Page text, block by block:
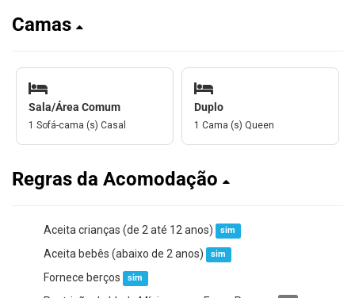
Camas
Sala/Área Comum
1 Sofá-cama (s) Casal
Duplo
1 Cama (s) Queen
Regras da Acomodação
Aceita crianças (de 2 até 12 anos) sim
Aceita bebês (abaixo de 2 anos) sim
Fornece berços sim